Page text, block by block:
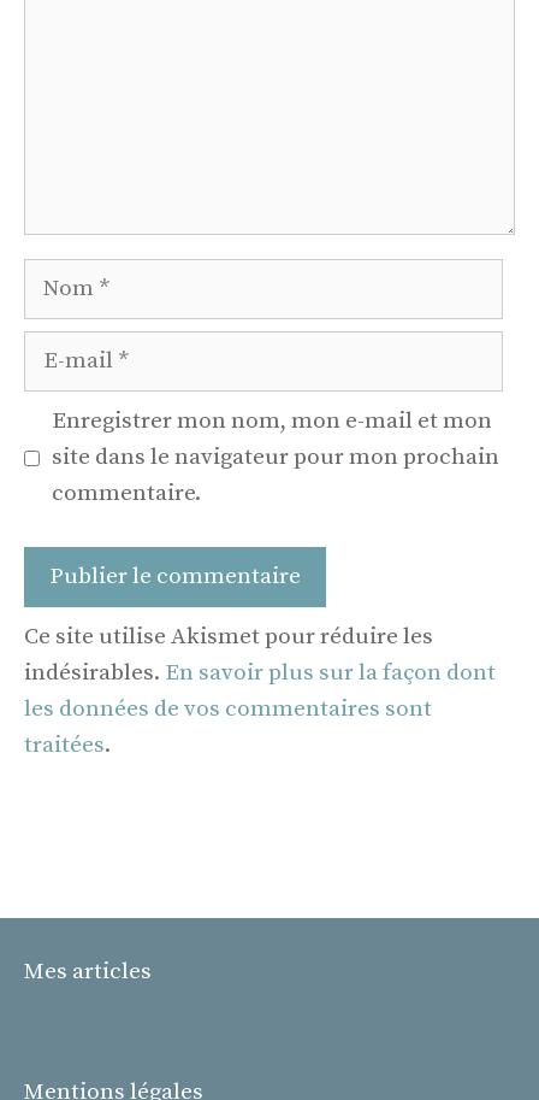
Nom
mail
Enregistrer mon nom, mon e-mail et mon
site dans le navigateur pour mon prochain
commentaire.
Ce site utilise Akismet pour réduire les
indésirables. En savoir plus sur la façon dont
les données de vos commentaires sont
traitées.
Mes articles
Mentions légales